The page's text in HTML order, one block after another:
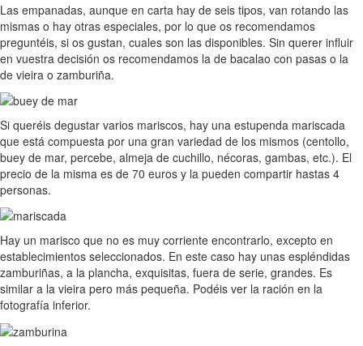
Las empanadas, aunque en carta hay de seis tipos, van rotando las
mismas o hay otras especiales, por lo que os recomendamos
preguntéis, si os gustan, cuales son las disponibles. Sin querer influir
en vuestra decisión os recomendamos la de bacalao con pasas o la
de vieira o zamburiña.
Si queréis degustar varios mariscos, hay una estupenda mariscada
que está compuesta por una gran variedad de los mismos (centollo,
buey de mar, percebe, almeja de cuchillo, nécoras, gambas, etc.). El
precio de la misma es de 70 euros y la pueden compartir hastas 4
personas.
Hay un marisco que no es muy corriente encontrarlo, excepto en
establecimientos seleccionados. En este caso hay unas espléndidas
zamburiñas, a la plancha, exquisitas, fuera de serie, grandes. Es
similar a la vieira pero más pequeña. Podéis ver la ración en la
fotografía inferior.